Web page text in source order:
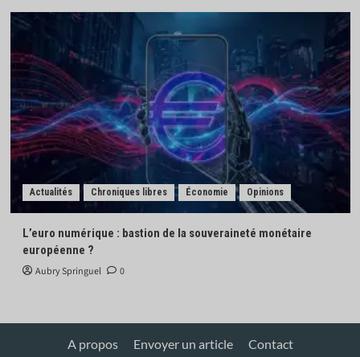
Actualités Chroniques libres Économie Opinions
L’euro numérique : bastion de la souveraineté monétaire
européenne ?
Aubry Springuel 0
A propos Envoyer un article Contact